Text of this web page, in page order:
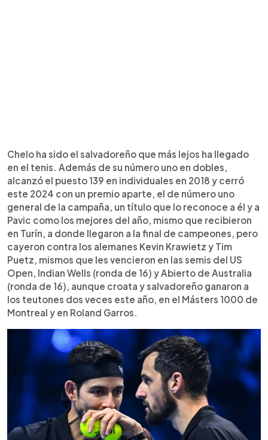
Chelo ha sido el salvadoreño que más lejos ha llegado
en el tenis. Además de su número uno en dobles,
alcanzó el puesto 139 en individuales en 2018 y cerró
este 2024 con un premio aparte, el de número uno
general de la campaña, un título que lo reconoce a él y a
Pavic como los mejores del año, mismo que recibieron
en Turín, a donde llegaron a la final de campeones, pero
cayeron contra los alemanes Kevin Krawietz y Tim
Puetz, mismos que les vencieron en las semis del US
Open, Indian Wells (ronda de 16) y Abierto de Australia
(ronda de 16), aunque croata y salvadoreño ganaron a
los teutones dos veces este año, en el Másters 1000 de
Montreal y en Roland Garros.